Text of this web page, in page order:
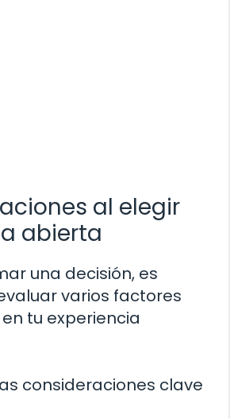
al elegir
abierta
una decisión, es
varios factores
tu experiencia
consideraciones clave